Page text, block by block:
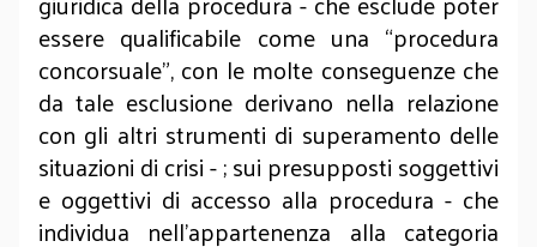
essere qualificabile come una “procedura
concorsuale”, con le molte conseguenze che
da tale esclusione derivano nella relazione
con gli altri strumenti di superamento delle
situazioni di crisi - ; sui presupposti soggettivi
e oggettivi di accesso alla procedura - che
individua nell’appartenenza alla categoria